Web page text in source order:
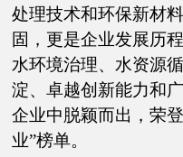
处理技术和环保新材
固，更是企业发展历
水环境治理、水资源
淀、卓越创新能力和
企业中脱颖而出，荣
业”榜单。